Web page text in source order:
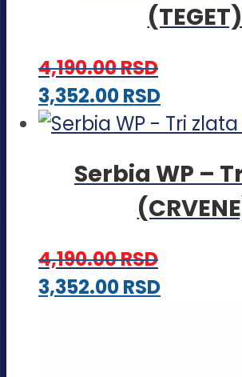
(TEGET)
4,190.00RSD
3,352.00RSDOvaj
proizvod
više
varijanti.
biti
Serbia WP –
4,190.00RSD
3,352.00RSDOvaj